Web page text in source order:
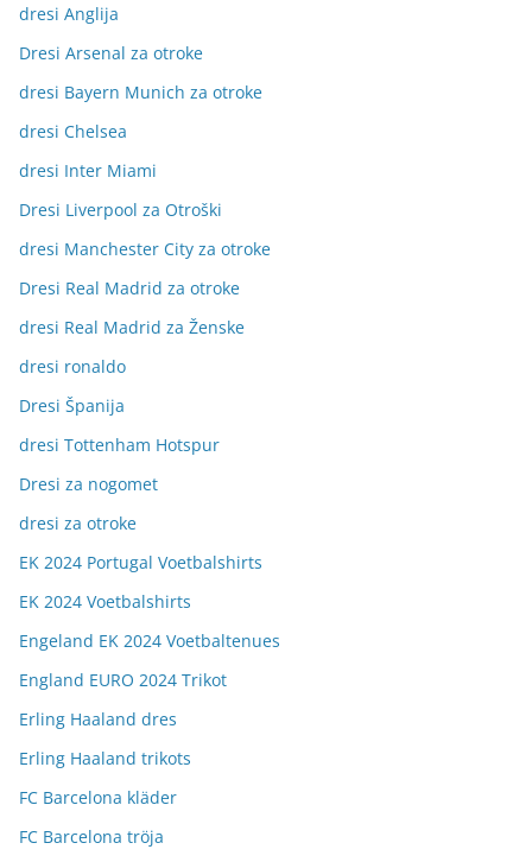
dresi Anglija
Dresi Arsenal za otroke
dresi Bayern Munich za otroke
dresi Chelsea
dresi Inter Miami
Dresi Liverpool za Otroški
dresi Manchester City za otroke
Dresi Real Madrid za otroke
dresi Real Madrid za Ženske
dresi ronaldo
Dresi Španija
dresi Tottenham Hotspur
Dresi za nogomet
dresi za otroke
EK 2024 Portugal Voetbalshirts
EK 2024 Voetbalshirts
Engeland EK 2024 Voetbaltenues
England EURO 2024 Trikot
Erling Haaland dres
Erling Haaland trikots
FC Barcelona kläder
FC Barcelona tröja